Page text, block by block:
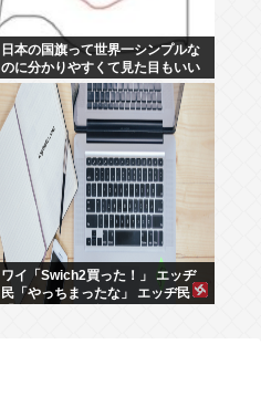
日本の国旗って世界一シンプルな
のに分かりやすくて見た目もいい
よな
ワイ「Swich2買った！」 エッヂ
民「やっちまったな」 エッヂ民